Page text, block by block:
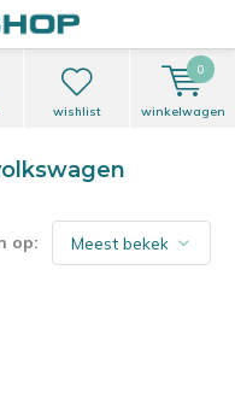
wishlist winkelwagen
0
op: